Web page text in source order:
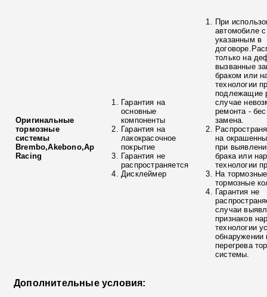
Оригинальные
тормозные
системы
Brembo,Akebono,Ap
Racing
Гарантия на
основные
компоненты
Гарантия на
лакокрасочное
покрытие
Гарантия не
распространяется
Дисклеймер
При
автомобиле
указанным в
только на
вызванные
браком или
технологии
подлежащие
случае
ремонта -
замена.
на
при
брака или
технологии
На
тормозные
Гарантия не
случаи
признаков
технологии
обнаружении
перегрева
системы.
Дополнительные условия: